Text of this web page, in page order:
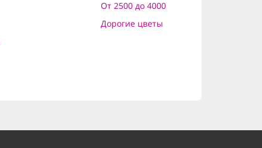
От 2500 до 4000
Дорогие цветы